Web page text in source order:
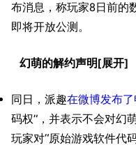
布消息，称玩家8日前的
即将开放公测。
幻萌的解约声明
同日，派趣在微博发布了
码权”，并表示不会对幻
玩家对“原始游戏软件代